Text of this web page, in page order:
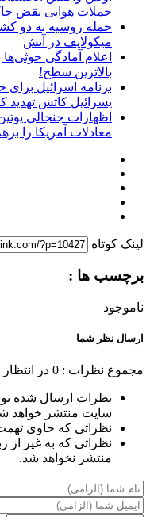
حملات هوایی نقض
حمله روسیه به دو
میکولایف در آتش
اعلام آمادگی
بالاترین سطح!
برنامه اسرائیل
یسرائیل کاتس تهدید
اظهارات جنجالی
معادلات آمریکا را
لینک کوتاه
برچسب ها :
ناموجود
ارسال نظر شما
مجموع نظرات : 0 در
نظرات ارسال شده
سایت منتشر خواهد
نظراتی که حاوی
نظراتی که به غیر از
منتشر نخواهد شد.